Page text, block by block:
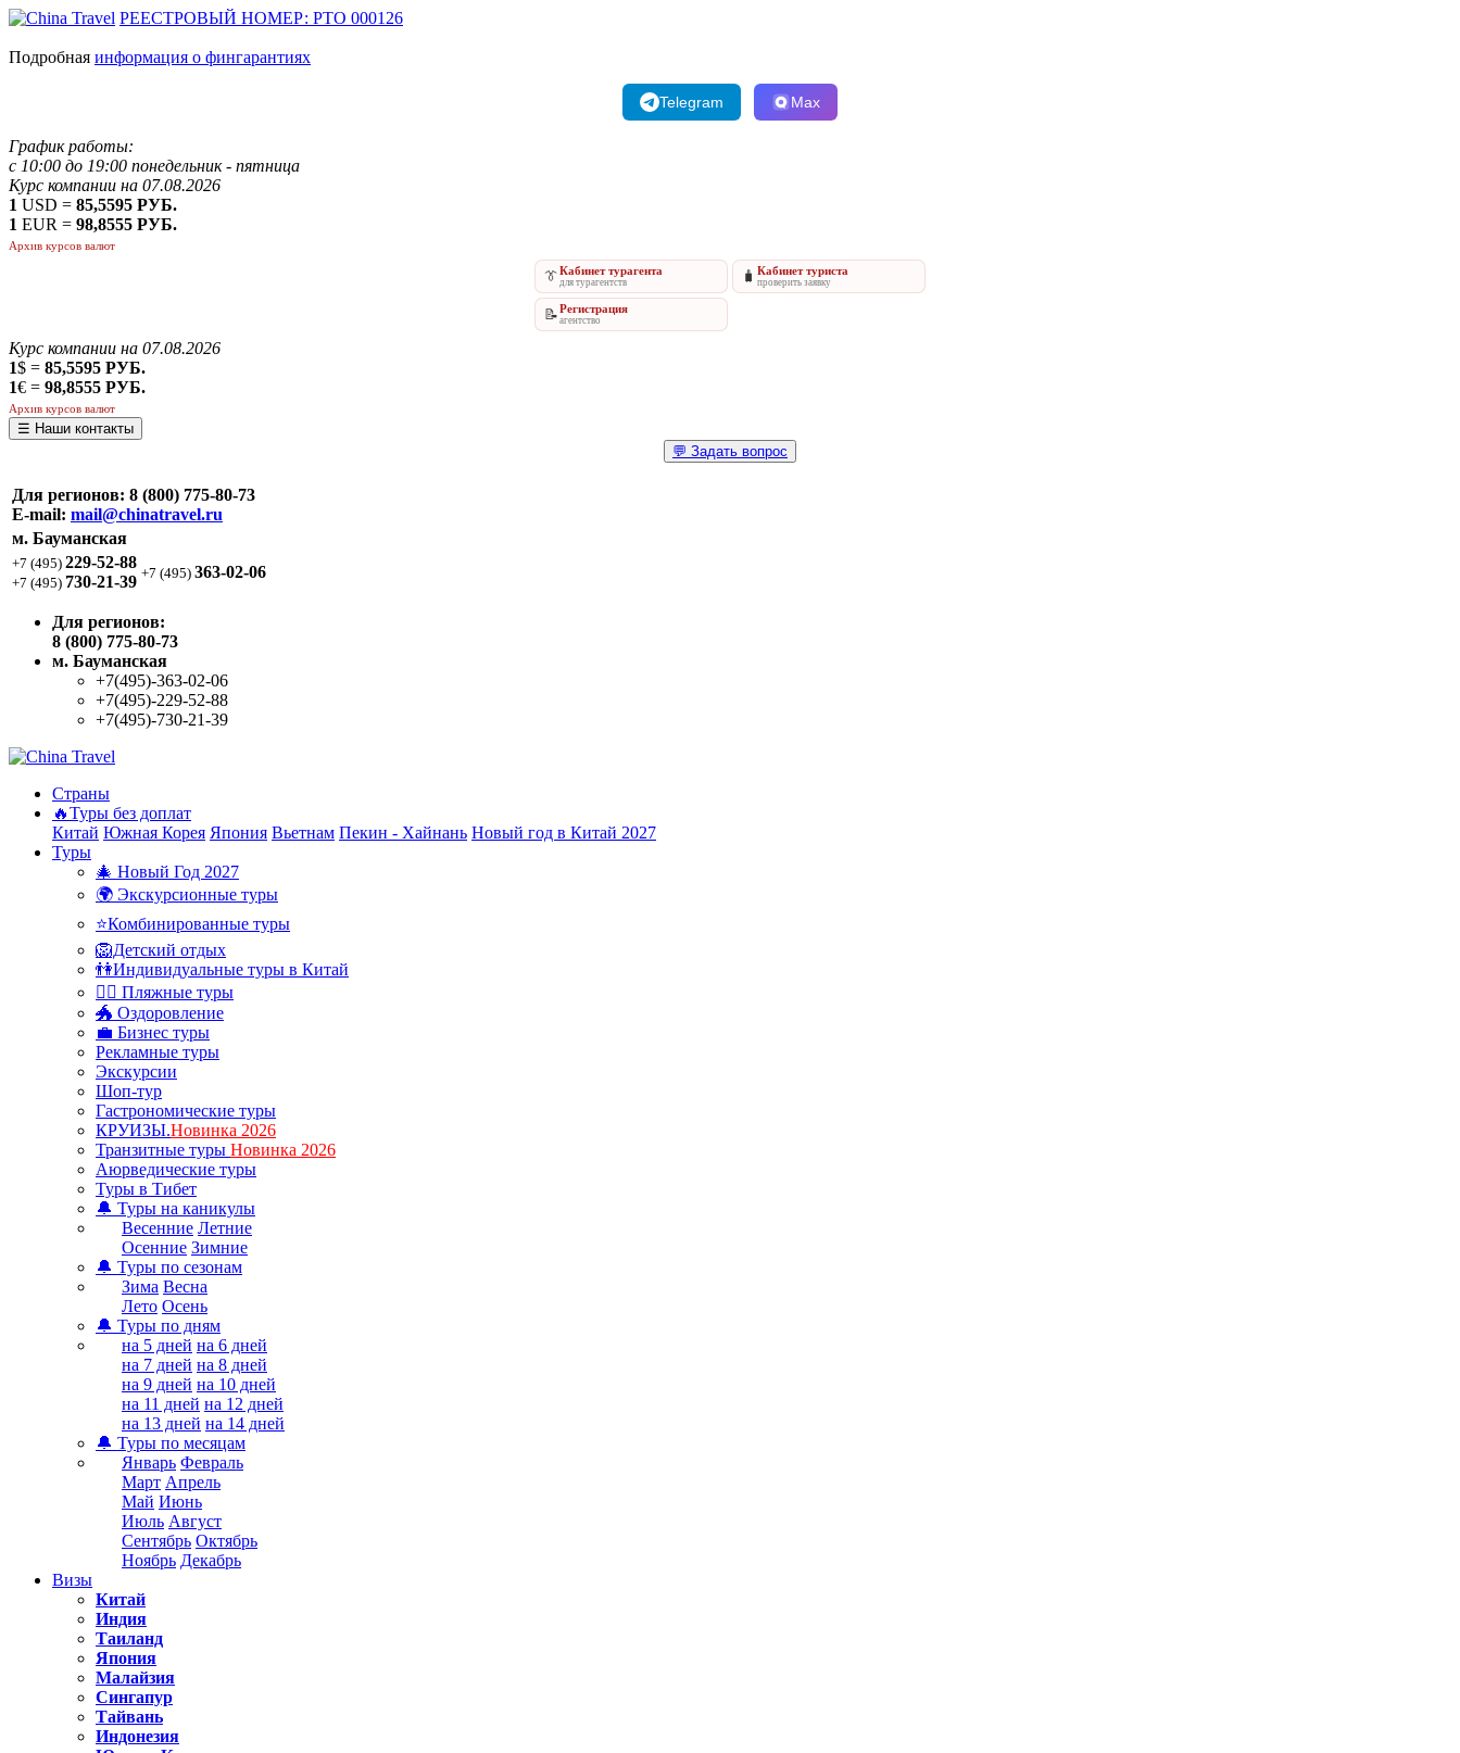
РЕЕСТРОВЫЙ НОМЕР: РТО 000126
Подробная информация о фингарантиях
Telegram Max
График работы:
с 10:00 до 19:00 понедельник - пятница
Курс компании на 07.08.2026
1 USD = 85,5595 РУБ.
1 EUR = 98,8555 РУБ.
Архив курсов валют
👔Кабинет турагента
для турагентств 🧳 Кабинет туриста
проверить заявку
📝Регистрация
агентство
Курс компании на 07.08.2026
1$ = 85,5595 РУБ.
1€ = 98,8555 РУБ.
Архив курсов валют
☰ Наши контакты
💬 Задать вопрос
Для регионов: 8 (800) 775-80-73
E-mail: mail@chinatravel.ru
м. Бауманская
+7 (495) 229-52-88
+7 (495) 730-21-39 +7 (495) 363-02-06
Для регионов:
8 (800) 775-80-73
м. Бауманская
+7(495)-363-02-06
+7(495)-229-52-88
+7(495)-730-21-39
Страны
🔥Туры без доплат
Китай Южная Корея Япония Вьетнам Пекин - Хайнань Новый год в Китай 2027
Туры
🎄 Новый Год 2027
🌍 Экскурсионные туры
⭐Комбинированные туры
🦁Детский отдых
👫Индивидуальные туры в Китай
🏊‍♂ Пляжные туры
🐲 Оздоровление
💼 Бизнес туры
Рекламные туры
Экскурсии
Шоп-тур
Гастрономические туры
КРУИЗЫ.Новинка 2026
Транзитные туры Новинка 2026
Аюрведические туры
Туры в Тибет
🔔 Туры на каникулы
Весенние Летние
Осенние Зимние
🔔 Туры по сезонам
Зима Весна
Лето Осень
🔔 Туры по дням
на 5 дней на 6 дней
на 7 дней на 8 дней
на 9 дней на 10 дней
на 11 дней на 12 дней
на 13 дней на 14 дней
🔔 Туры по месяцам
Январь Февраль
Март Апрель
Май Июнь
Июль Август
Сентябрь Октябрь
Ноябрь Декабрь
Визы
Китай
Индия
Таиланд
Япония
Малайзия
Сингапур
Тайвань
Индонезия